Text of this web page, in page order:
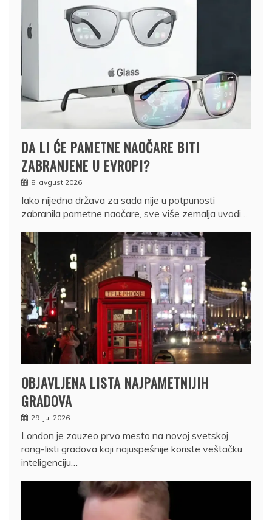
DA LI ĆE PAMETNE NAOČARE BITI
ZABRANJENE U EVROPI?
8. avgust 2026.
Iako nijedna država za sada nije u potpunosti
zabranila pametne naočare, sve više zemalja uvodi…
OBJAVLJENA LISTA NAJPAMETNIJIH
GRADOVA
29. jul 2026.
London je zauzeo prvo mesto na novoj svetskoj
rang-listi gradova koji najuspešnije koriste veštačku
inteligenciju…